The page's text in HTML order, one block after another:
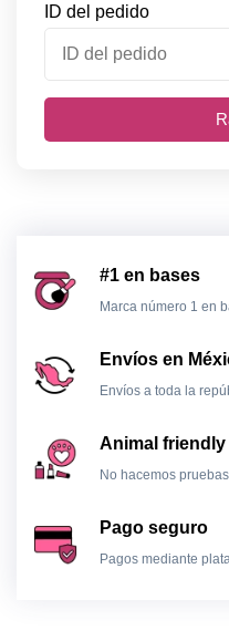
ID del pedido
#1 en bases
Marca número 1 en
Envíos en
Envíos a toda la
Animal friendly
No hacemos
Pago seguro
Pagos mediante